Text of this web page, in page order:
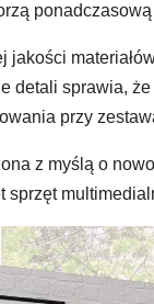
jakości
detali sprawia,
przy
z myślą o
sprzęt